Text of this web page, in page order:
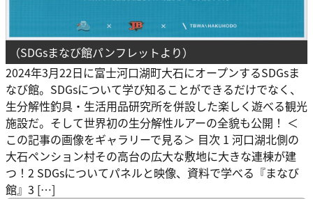
（SDGsまなび館パンフレットより）
2024年3月22日に富士河口湖町大石にオープンするSDGsま
なび館。SDGsについて学び知ることができるだけでなく、
生分解性釣具・生活用品研究所を併設した楽しく遊べる観光
施設だ。そして世界初の生分解性ルアーの全貌も公開！ ＜
この記事の画像をギャラリーで見る＞ 目次 1 河口湖北側の
大石ペンション村その高台の広大な敷地に大きな連棟が建
つ！2 SDGsについてパネルと映像、資料で学べる『まなび
館』3 […]